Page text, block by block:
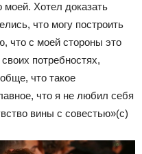
Хотел доказать
что могу построить
что с моей стороны это
потребностях,
что такое
что я не любил себя
вины с совестью»(с)